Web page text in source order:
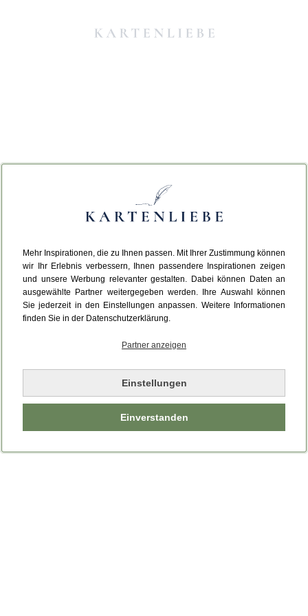
Mehr Inspirationen, die zu Ihnen passen. Mit Ihrer Zustimmung können
wir Ihr Erlebnis verbessern, Ihnen passendere Inspirationen zeigen
und unsere Werbung relevanter gestalten. Dabei können Daten an
ausgewählte Partner weitergegeben werden. Ihre Auswahl können
Sie jederzeit in den Einstellungen anpassen. Weitere Informationen
finden Sie in der Datenschutzerklärung.
Partner anzeigen
Einstellungen
Einverstanden
Da ist etwas schiefgelaufen.
Leider ist ein technischer Fehler aufgetreten.
Bitte laden Sie die Seite neu.